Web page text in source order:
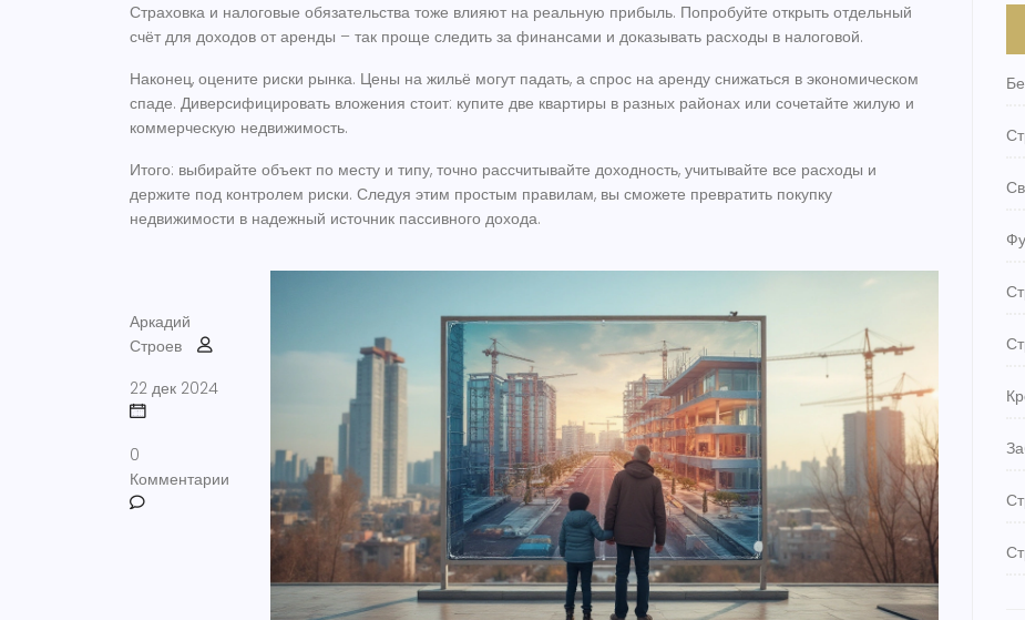
Страховка и налоговые обязательства тоже влияют на реальную прибыль. Попробуйте открыть отдельный
счёт для доходов от аренды – так проще следить за финансами и доказывать расходы в налоговой.
Наконец, оцените риски рынка. Цены на жильё могут падать, а спрос на аренду снижаться в экономическом
спаде. Диверсифицировать вложения стоит: купите две квартиры в разных районах или сочетайте жилую и
коммерческую недвижимость.
Итого: выбирайте объект по месту и типу, точно рассчитывайте доходность, учитывайте все расходы и
держите под контролем риски. Следуя этим простым правилам, вы сможете превратить покупку
недвижимости в надежный источник пассивного дохода.
Аркадий
Строев
22 дек 2024
0
Комментарии